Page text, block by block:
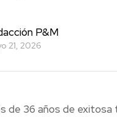
P&M
21, 2026
de 36 años de exitosa